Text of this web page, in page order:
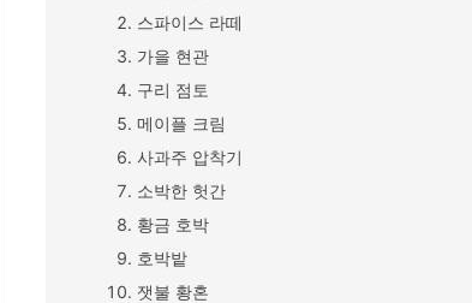
스파이스 라떼
가을 현관
구리 점토
메이플 크림
사과주 압착기
소박한 헛간
황금 호박
호박밭
잿불 황혼